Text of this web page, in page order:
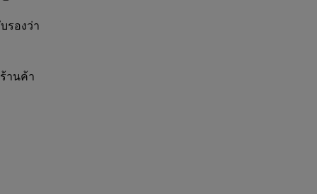
รองว่า
านค้า